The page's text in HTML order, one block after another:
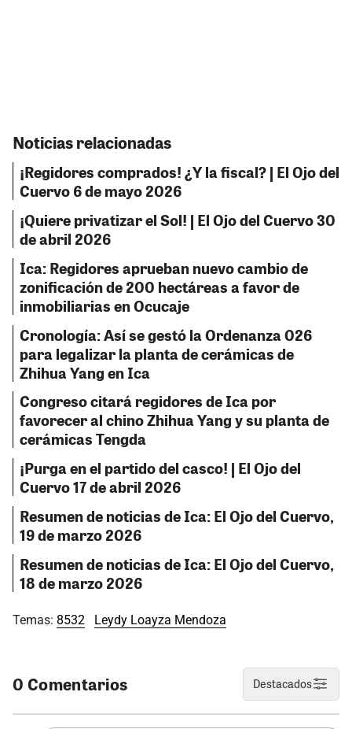
Noticias relacionadas
¡Regidores comprados! ¿Y la fiscal? | El Ojo del
Cuervo 6 de mayo 2026
¡Quiere privatizar el Sol! | El Ojo del Cuervo 30
de abril 2026
Ica: Regidores aprueban nuevo cambio de
zonificación de 200 hectáreas a favor de
inmobiliarias en Ocucaje
Cronología: Así se gestó la Ordenanza 026
para legalizar la planta de cerámicas de
Zhihua Yang en Ica
Congreso citará regidores de Ica por
favorecer al chino Zhihua Yang y su planta de
cerámicas Tengda
¡Purga en el partido del casco! | El Ojo del
Cuervo 17 de abril 2026
Resumen de noticias de Ica: El Ojo del Cuervo,
19 de marzo 2026
Resumen de noticias de Ica: El Ojo del Cuervo,
18 de marzo 2026
Temas: 8532 Leydy Loayza Mendoza
0 Comentarios Destacados